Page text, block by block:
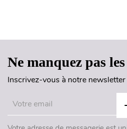
Ne manquez pas
Inscrivez-vous à notre newsletter